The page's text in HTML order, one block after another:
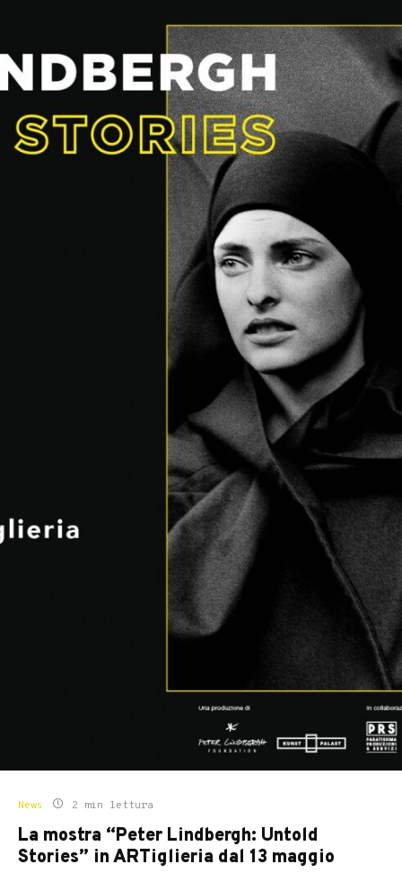
News 2 min lettura
La mostra “Peter Lindbergh: Untold
Stories” in ARTiglieria dal 13 maggio